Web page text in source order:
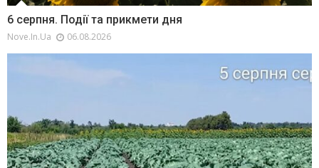
6 серпня. Події та прикмети дня
Nove.in.ua 06.08.2026